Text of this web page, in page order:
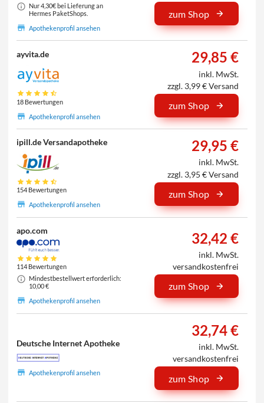
Nur 4,30€ bei Lieferung an
Hermes PaketShops.
Apothekenprofil ansehen
zum Shop
ayvita.de
18 Bewertungen
Apothekenprofil ansehen
29,85 €
inkl. MwSt.
zzgl. 3,99 € Versand
zum Shop
ipill.de Versandapotheke
154 Bewertungen
Apothekenprofil ansehen
29,95 €
inkl. MwSt.
zzgl. 3,95 € Versand
zum Shop
apo.com
114 Bewertungen
Mindestbestellwert erforderlich:
10,00 €
Apothekenprofil ansehen
32,42 €
inkl. MwSt.
versandkostenfrei
zum Shop
Deutsche Internet Apotheke
Apothekenprofil ansehen
32,74 €
inkl. MwSt.
versandkostenfrei
zum Shop